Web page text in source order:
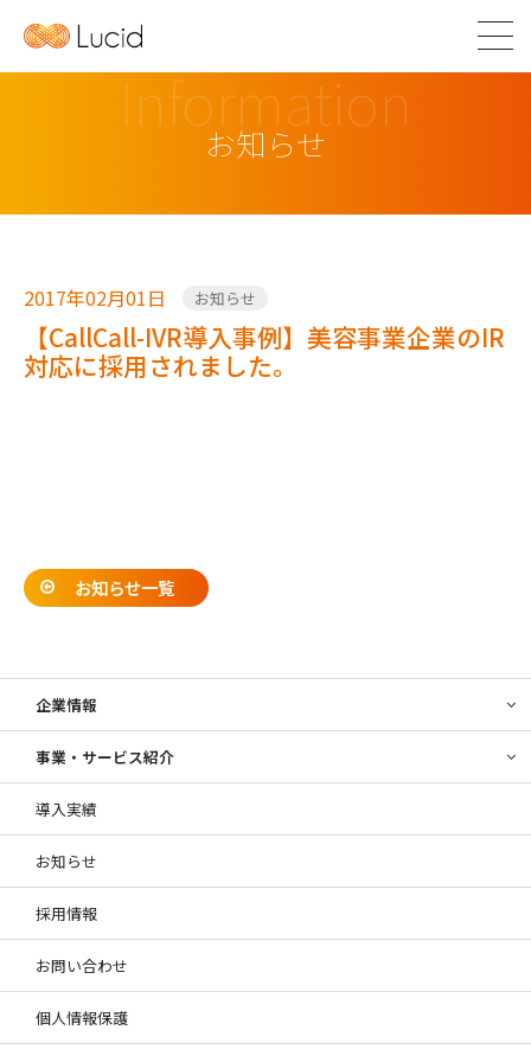
Information
お知らせ
2017年02月01日 お知らせ
【CallCall-IVR導入事例】美容事業企業のIR
対応に採用されました。
お知らせ一覧
企業情報
事業・サービス紹介
導入実績
お知らせ
採用情報
お問い合わせ
個人情報保護